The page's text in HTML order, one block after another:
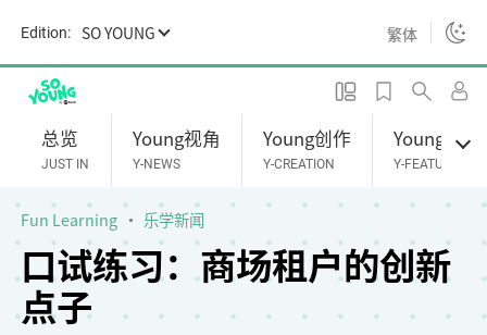
i
Edition: SO YOUNG 繁体
总览
JUST IN
Young视角
Y-NEWS
Young创作
Y-CREATION
Young专题
Y-FEATURES
口试练习：商场租户的创新
点子
Fun Learning 乐学新闻